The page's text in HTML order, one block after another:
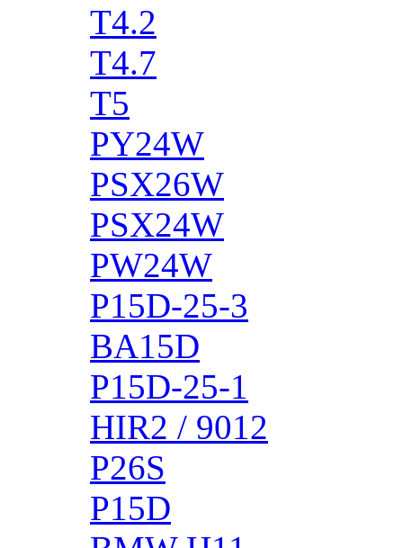
T4.2
T4.7
T5
PY24W
PSX26W
PSX24W
PW24W
P15D-25-3
BA15D
P15D-25-1
HIR2 / 9012
P26S
P15D